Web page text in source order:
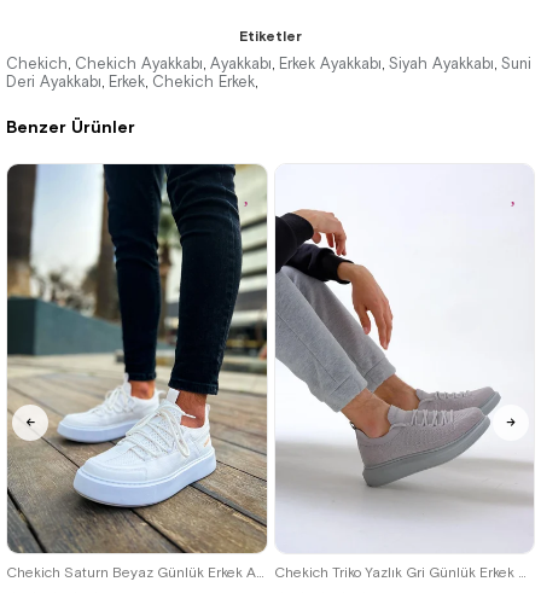
Benzer Ürünler
40 42
Etiketler
Chekich, Chekich Ayakkabı, Ayakkabı, Erkek Ayakkabı, Siyah Ayakkabı, Suni
Deri Ayakkabı, Erkek, Chekich Erkek,